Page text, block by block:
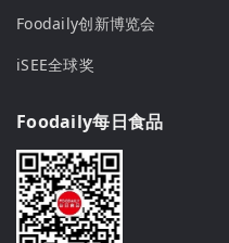
Foodaily创新博览会
iSEE全球奖
Foodaily每日食品